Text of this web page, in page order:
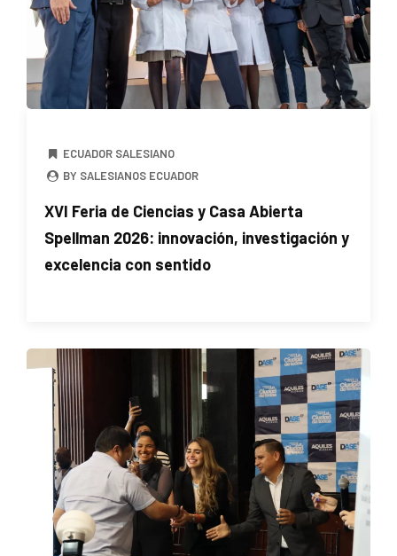
ECUADOR SALESIANO
BY SALESIANOS ECUADOR
XVI Feria de Ciencias y Casa Abierta
Spellman 2026: innovación, investigación y
excelencia con sentido